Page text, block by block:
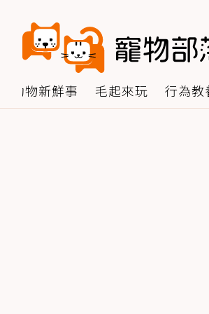
動物新鮮事 毛起來玩 行為教